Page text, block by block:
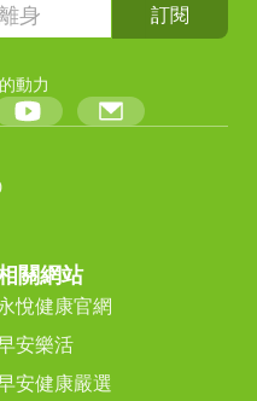
訂閱
動力
關網站
悅健康官網
安樂活
安健康嚴選